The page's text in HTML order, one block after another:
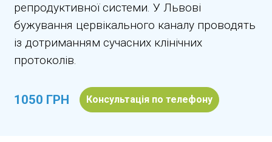
репродуктивної системи. У Львові
бужування цервікального каналу проводять
із дотриманням сучасних клінічних
протоколів.
1050 ГРН Консультація по телефону